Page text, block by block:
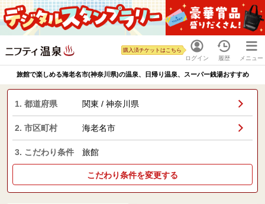
ログイン
購入済チケットはこちら
履歴 メニュー
旅館で楽しめる海老名市(神奈川県)の温泉、日帰り温泉、スーパー銭湯おすすめ
1. 都道府県 関東 / 神奈川県
2. 市区町村 海老名市
3. こだわり条件 旅館
こだわり条件を変更する